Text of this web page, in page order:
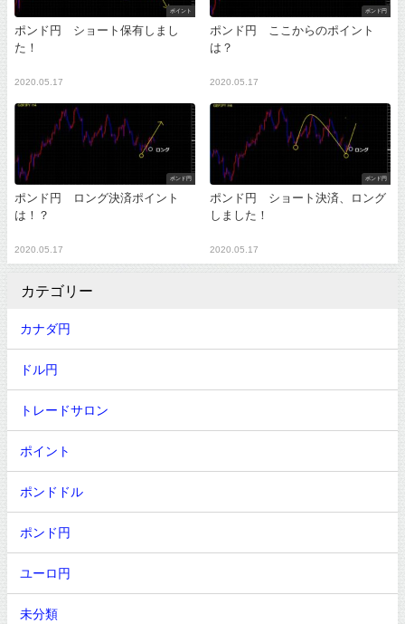
ポイント
ポンド円 ショート保有しまし
た！
2020.05.17
ポンド円
ポンド円 ここからのポイント
は？
2020.05.17
ポンド円
ポンド円 ロング決済ポイント
は！？
2020.05.17
ポンド円
ポンド円 ショート決済、ロング
しました！
2020.05.17
カテゴリー
カナダ円
ドル円
トレードサロン
ポイント
ポンドドル
ポンド円
ユーロ円
未分類